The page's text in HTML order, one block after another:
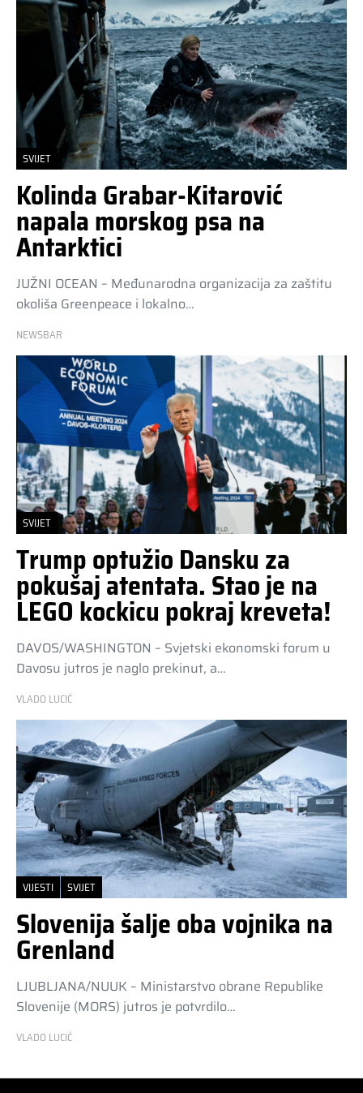
SVIJET
Kolinda Grabar-Kitarović
napala morskog psa na
Antarktici
JUŽNI OCEAN – Međunarodna organizacija za zaštitu
okoliša Greenpeace i lokalno…
NEWSBAR
SVIJET
Trump optužio Dansku za
pokušaj atentata. Stao je na
LEGO kockicu pokraj kreveta!
DAVOS/WASHINGTON – Svjetski ekonomski forum u
Davosu jutros je naglo prekinut, a…
VLADO LUCIĆ
VIJESTI SVIJET
Slovenija šalje oba vojnika na
Grenland
LJUBLJANA/NUUK – Ministarstvo obrane Republike
Slovenije (MORS) jutros je potvrdilo…
VLADO LUCIĆ